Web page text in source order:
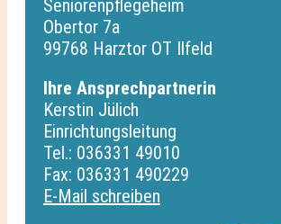
Seniorenpflegeheim
Obertor 7a
99768 Harztor OT Ilfeld
Ihre Ansprechpartnerin
Kerstin Jülich
Einrichtungsleitung
Tel.: 036331 49010
Fax: 036331 490229
E-Mail schreiben